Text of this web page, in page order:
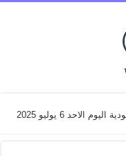
عروض بنده السعودية اليوم الاحد 6 يوليو 2025